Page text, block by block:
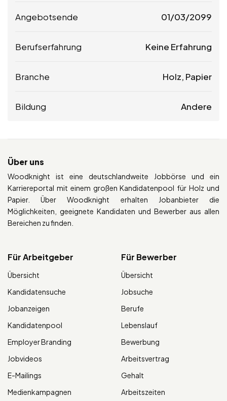
Angebotsende 01/03/2099
Berufserfahrung Keine Erfahrung
Branche Holz, Papier
Bildung Andere
Über uns
Woodknight ist eine deutschlandweite Jobbörse und ein
Karriereportal mit einem großen Kandidatenpool für Holz und
Papier. Über Woodknight erhalten Jobanbieter die
Möglichkeiten, geeignete Kandidaten und Bewerber aus allen
Bereichen zu finden.
Für Arbeitgeber
Übersicht
Kandidatensuche
Jobanzeigen
Kandidatenpool
Employer Branding
Jobvideos
E-Mailings
Medienkampagnen
Für Bewerber
Übersicht
Jobsuche
Berufe
Lebenslauf
Bewerbung
Arbeitsvertrag
Gehalt
Arbeitszeiten